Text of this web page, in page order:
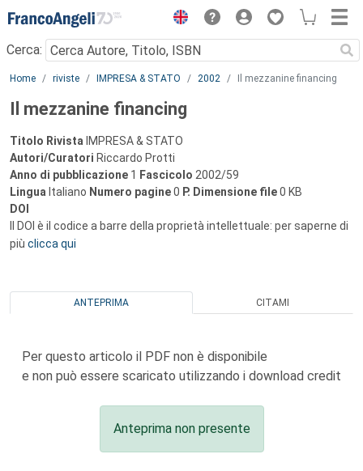
Menu
Cerca:
Main content
Home riviste IMPRESA & STATO 2002 Il mezzanine financing
Il mezzanine financing
Titolo Rivista IMPRESA & STATO
Autori/Curatori Riccardo Protti
Anno di pubblicazione 1 Fascicolo 2002/59
Lingua Italiano Numero pagine0 P. Dimensione file0 KB
DOI
Il DOI è il codice a barre della proprietà intellettuale: per saperne di
più clicca qui
ANTEPRIMA CITAMI
Per questo articolo il PDF non è disponibile
e non può essere scaricato utilizzando i download credit
Anteprima non presente